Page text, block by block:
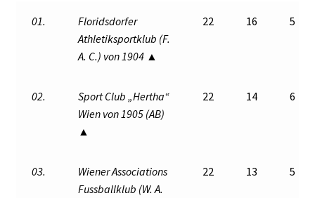
01.
Floridsdorfer
Athletiksportklub (F.
A. C.) von 1904 ▲
22 16 5
02.
Sport Club „Hertha“
Wien von 1905 (AB)
▲
22 14 6
03.
Wiener Associations
Fussballklub (W. A.
22 13 5